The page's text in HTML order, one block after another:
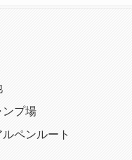
ンプ場
ペンルート